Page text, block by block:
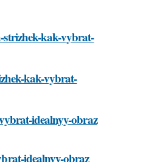
kak-vybrat-
kak-vybrat-
idealnyy-obraz
idealnyy-obraz